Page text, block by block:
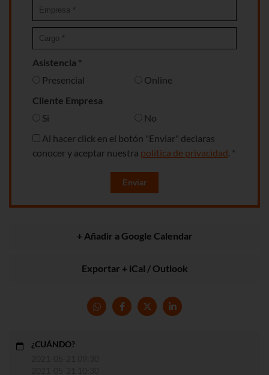
Asistencia *
Presencial
Online
Cliente Empresa
Si
No
Al hacer click en el botón "Enviar" declaras
conocer y aceptar nuestra política de privacidad. *
Enviar
+ Añadir a Google Calendar
Exportar + iCal / Outlook
¿CUÁNDO?